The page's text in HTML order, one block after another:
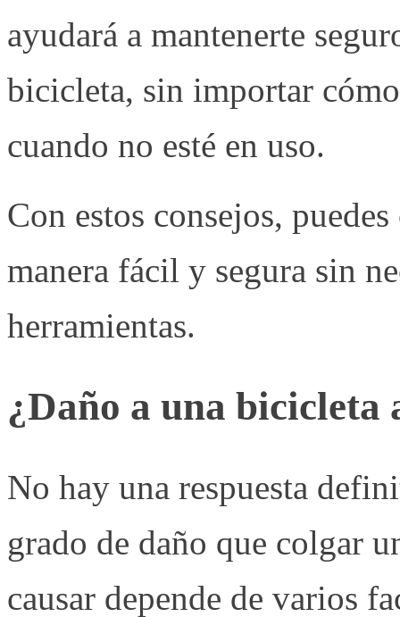
ayudará a mantenerte
bicicleta, sin importar
cuando no esté en uso.
Con estos consejos,
manera fácil y segura sin
herramientas.
¿Daño a una bicicleta
No hay una respuesta
grado de daño que colgar
causar depende de varios